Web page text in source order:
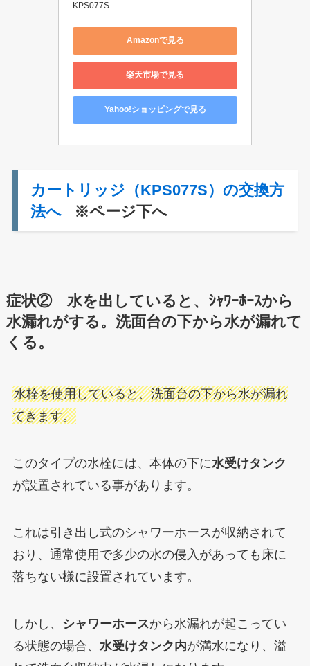
KPS077S
Amazonで見る
楽天市場で見る
Yahoo!ショッピングで見る
カートリッジ（KPS077S）の交換方
法へ
※ページ下へ
症状② 水を出していると、ｼｬﾜｰﾎｰｽから
水漏れがする。洗面台の下から水が漏れて
くる。
水栓を使用していると、洗面台の下から水が漏れ
てきます。
このタイプの水栓には、本体の下に水受けタンク
が設置されている事があります。
これは引き出し式のシャワーホースが収納されて
おり、通常使用で多少の水の侵入があっても床に
落ちない様に設置されています。
しかし、 シャワーホースから水漏れが起こってい
る状態の場合、 水受けタンク内が満水になり、溢